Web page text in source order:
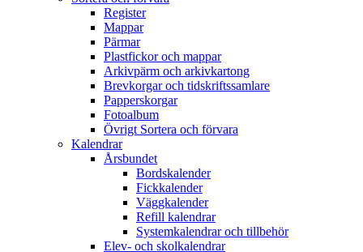
Register
Mappar
Pärmar
Plastfickor och mappar
Arkivpärm och arkivkartong
Brevkorgar och tidskriftssamlare
Papperskorgar
Fotoalbum
Övrigt Sortera och förvara
Kalendrar
Årsbundet
Bordskalender
Fickkalender
Väggkalender
Refill kalendrar
Systemkalendrar och tillbehör
Elev- och skolkalendrar